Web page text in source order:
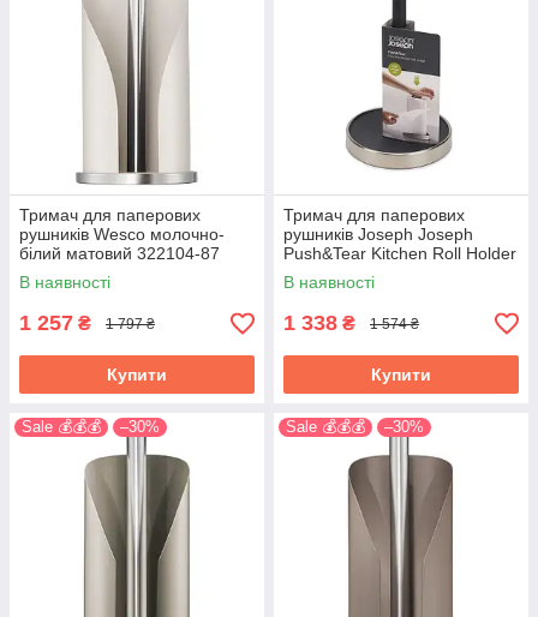
Тримач для паперових
рушників Wesco молочно-
білий матовий 322104-87
В наявності
1 257 ₴ 1 797 ₴
Купити
Тримач для паперових
рушників Joseph Joseph
Push&Tear Kitchen Roll Holder
чорний 85140
В наявності
1 338 ₴ 1 574 ₴
Купити
Sale 💰💰💰 –30% Sale 💰💰💰 –30%